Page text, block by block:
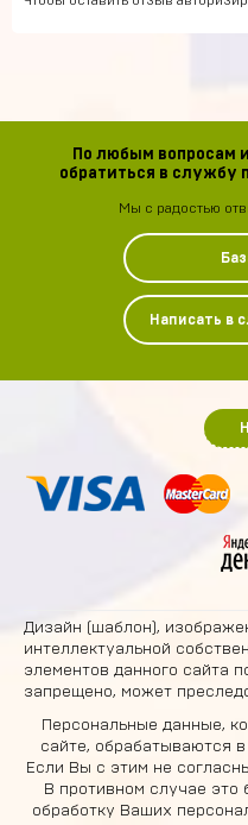
По любым вопросам
обратиться в службу
Мы с радостью
Написать в
Дизайн (шаблон),
интеллектуальной
элементов данного сайта
запрещено, может
Персональные данные,
сайте, обрабатываются
Если Вы с этим не
В противном случае это
обработку Ваших